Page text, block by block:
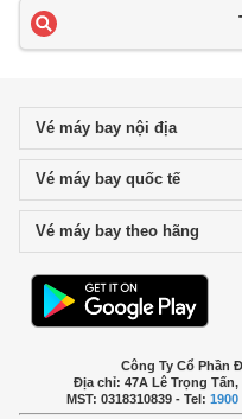
Vé máy bay nội địaclick to
Vé máy bay quốc tếclick to
Vé máy bay theo hãng
Công Ty Cổ Phần
Địa chỉ: 47A Lê Trọng Tấn,
MST: 0318310839 - Tel: 1900